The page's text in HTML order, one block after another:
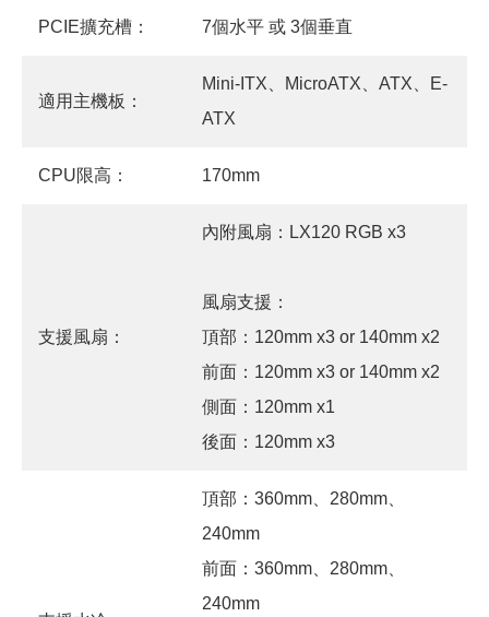
PCIE擴充槽： 7個水平 或 3個垂直
適用主機板：
Mini-ITX、MicroATX、ATX、E-
ATX
CPU限高： 170mm
支援風扇：
內附風扇：LX120 RGB x3
風扇支援：
頂部：120mm x3 or 140mm x2
前面：120mm x3 or 140mm x2
側面：120mm x1
後面：120mm x3
頂部：360mm、280mm、
240mm
前面：360mm、280mm、
240mm